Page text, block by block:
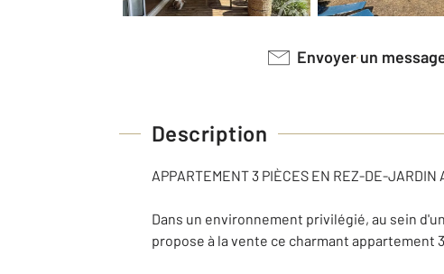
Envoyer un
Description
APPARTEMENT 3 PIÈCES EN REZ-DE-JARDIN
Dans un environnement privilégié, au sein
propose à la vente ce charmant appartement